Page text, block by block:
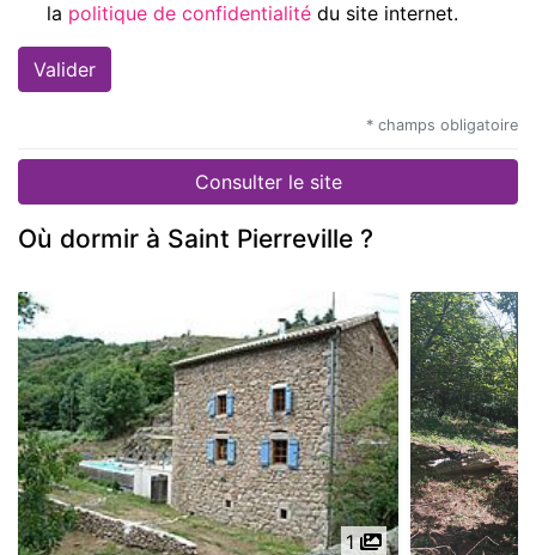
la
politique de confidentialité du site internet.
* champs obligatoire
Consulter le site
Où dormir à Saint Pierreville ?
1